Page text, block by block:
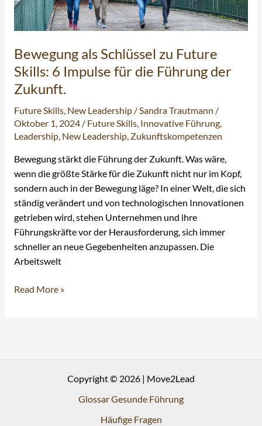
Bewegung als Schlüssel zu Future
Skills: 6 Impulse für die Führung der
Zukunft.
Future Skills, New Leadership/Sandra Trautmann /
Oktober 1, 2024 / Future Skills, Innovative Führung,
Leadership, New Leadership, Zukunftskompetenzen
Bewegung stärkt die Führung der Zukunft. Was wäre,
wenn die größte Stärke für die Zukunft nicht nur im Kopf,
sondern auch in der Bewegung läge? In einer Welt, die sich
ständig verändert und von technologischen Innovationen
getrieben wird, stehen Unternehmen und ihre
Führungskräfte vor der Herausforderung, sich immer
schneller an neue Gegebenheiten anzupassen. Die
Arbeitswelt
zu
Future
6
Impulse
die
Führung
der
Zukunft.
Read More »
Copyright © 2026 | Move2Lead
Glossar Gesunde Führung
Häufige Fragen